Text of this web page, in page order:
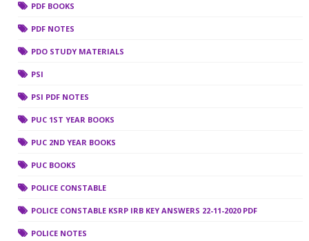
PDF BOOKS
PDF NOTES
PDO STUDY MATERIALS
PSI
PSI PDF NOTES
PUC 1ST YEAR BOOKS
PUC 2ND YEAR BOOKS
PUC BOOKS
POLICE CONSTABLE
POLICE CONSTABLE KSRP IRB KEY ANSWERS 22-11-2020 PDF
POLICE NOTES